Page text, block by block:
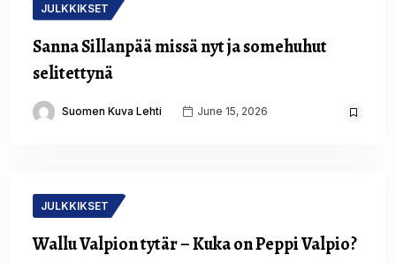
JULKKIKSET
Sanna Sillanpää missä nyt ja somehuhut
selitettynä
Suomen Kuva Lehti June 15, 2026
JULKKIKSET
Wallu Valpion tytär – Kuka on Peppi Valpio?